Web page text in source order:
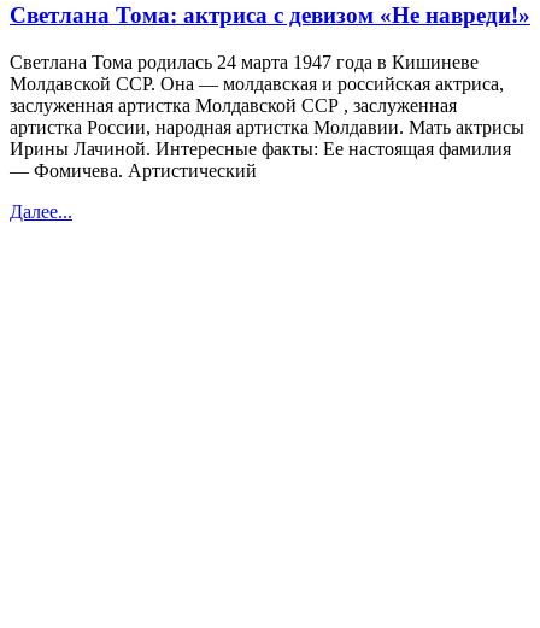
Светлана Тома: актриса с девизом «Не навреди!»
Светлана Тома родилась 24 марта 1947 года в Кишиневе
Молдавской ССР. Она — молдавская и российская актриса,
заслуженная артистка Молдавской ССР , заслуженная
артистка России, народная артистка Молдавии. Мать актрисы
Ирины Лачиной. Интересные факты: Ее настоящая фамилия
— Фомичева. Артистический
Далее...